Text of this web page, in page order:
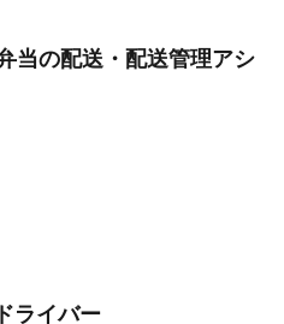
当の配送・配送管理アシ
ライバー